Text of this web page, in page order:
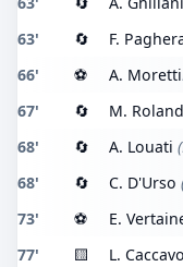
63' 🔄 F.
66' ⚽ A. Moretti
67' 🔄 M.
68' 🔄 A. Louati
68' 🔄 C. D'Urso
73' ⚽ E.
77' 🟨 L. Caccavo